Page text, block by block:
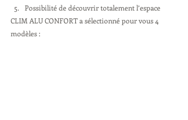
Possibilité de découvrir totalement l’espace
CLIM ALU CONFORT a sélectionné pour vous 4
modèles :